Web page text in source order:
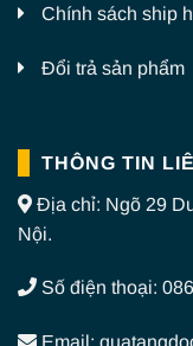
Chính sách ship
Đổi trả sản phẩm
THÔNG TIN
Địa chỉ: Ngõ 29
Nội.
Số điện thoại:
Email: